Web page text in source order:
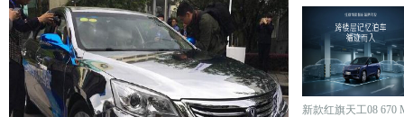
新款红旗天工08 670